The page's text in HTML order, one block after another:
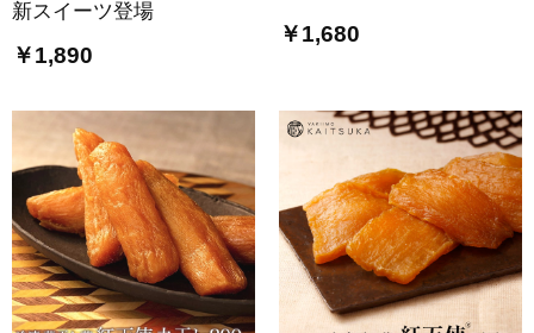
新スイーツ登場
￥1,890
￥1,680